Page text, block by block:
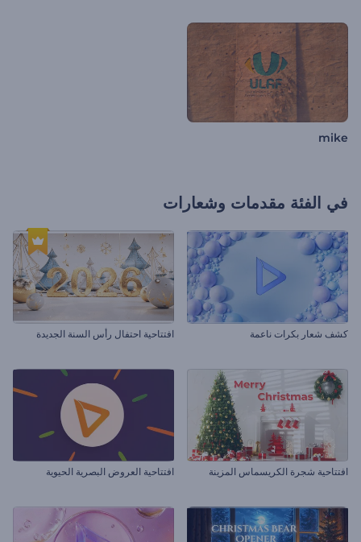
mike
في الفئة مقدمات وشعارات
كشف شعار بكرات ناعمة افتتاحية احتفال رأس السنة الجديدة
افتتاحية شجرة الكريسماس المزينة افتتاحية العروض البصرية الحيوية